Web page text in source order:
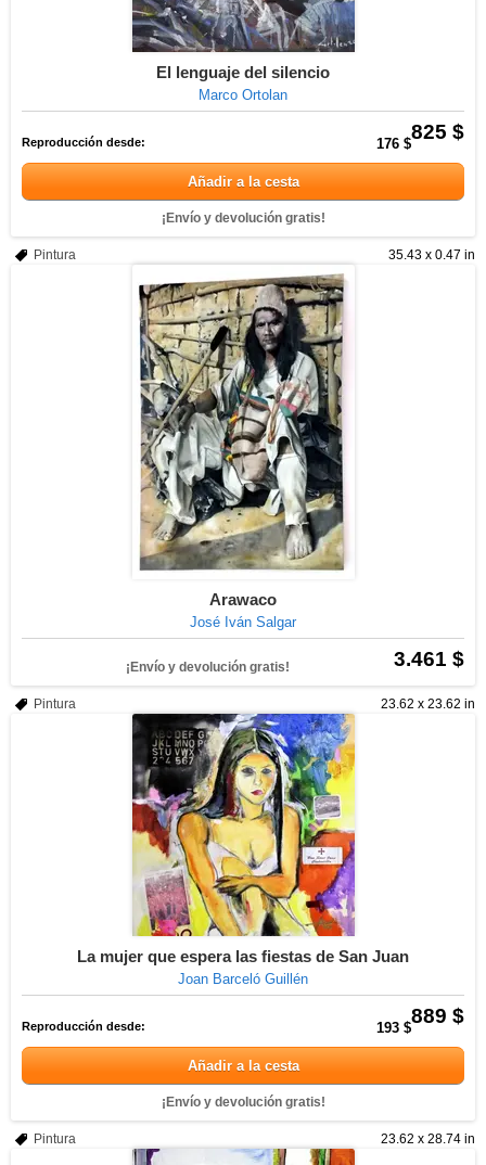
El lenguaje del silencio
Marco Ortolan
825 $
Reproducción desde: 176 $
Añadir a la cesta
¡Envío y devolución gratis!
35.43 x 0.47 in
Pintura
Arawaco
José Iván Salgar
3.461 $
¡Envío y devolución gratis!
23.62 x 23.62 in
Pintura
La mujer que espera las fiestas de San Juan
Joan Barceló Guillén
889 $
Reproducción desde: 193 $
Añadir a la cesta
¡Envío y devolución gratis!
23.62 x 28.74 in
Pintura